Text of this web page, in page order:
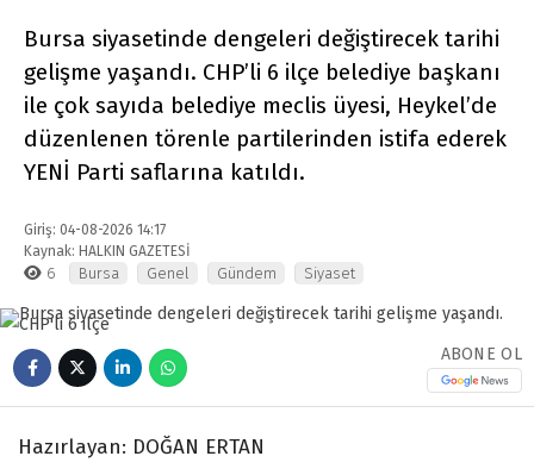
Bursa siyasetinde dengeleri değiştirecek tarihi
gelişme yaşandı. CHP’li 6 ilçe belediye başkanı
ile çok sayıda belediye meclis üyesi, Heykel’de
düzenlenen törenle partilerinden istifa ederek
YENİ Parti saflarına katıldı.
Giriş: 04-08-2026 14:17
Kaynak: HALKIN GAZETESİ
6 Bursa Genel Gündem Siyaset
ABONE OL
Hazırlayan: DOĞAN ERTAN